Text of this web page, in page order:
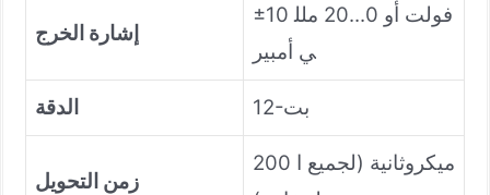
إشارة الخرج
±10 فولت أو 0...20 ملل
ي أمبير
الدقة 12-بت
زمن التحويل
200 ميكروثانية (لجميع ا